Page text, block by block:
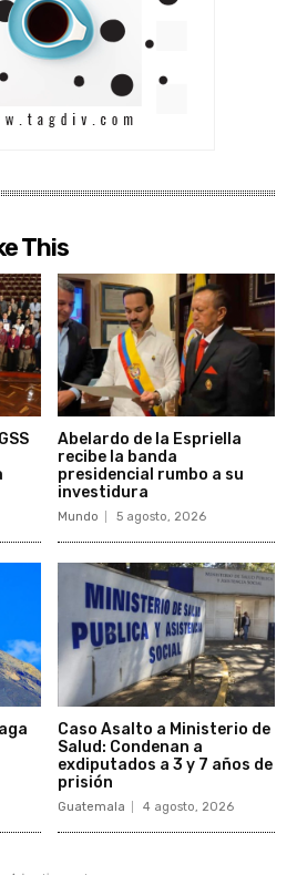
This
Abelardo de la Espriella
recibe la banda
presidencial rumbo a su
investidura
Mundo 5 agosto, 2026
Caso Asalto a Ministerio de
Salud: Condenan a
exdiputados a 3 y 7 años de
prisión
Guatemala 4 agosto, 2026